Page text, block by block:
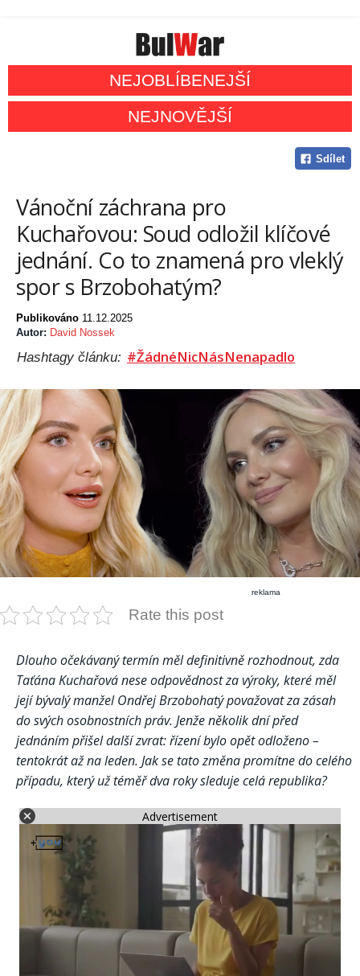
NEJOBLÍBENEJŠÍ
NEJNOVĚJŠÍ
Sdílet
Vánoční záchrana pro
Kuchařovou: Soud odložil klíčové
jednání. Co to znamená pro vleklý
spor s Brzobohatým?
Publikováno 11.12.2025
Autor: David Nossek
Hashtagy článku: #ŽádnéNicNásNenapadlo
reklama
Rate this post
Dlouho očekávaný termín měl definitivně rozhodnout, zda
Taťána Kuchařová nese odpovědnost za výroky, které měl
její bývalý manžel Ondřej Brzobohatý považovat za zásah
do svých osobnostních práv. Jenže několik dní před
jednáním přišel další zvrat: řízení bylo opět odloženo –
tentokrát až na leden. Jak se tato změna promítne do celého
případu, který už téměř dva roky sleduje celá republika?
Advertisement